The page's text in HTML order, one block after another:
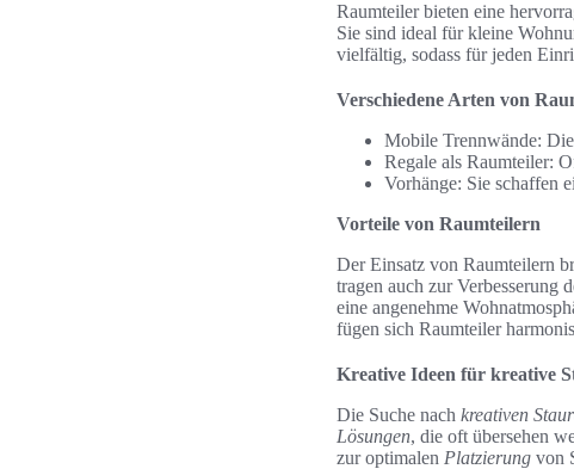
Raumteiler bieten eine
Sie sind ideal für kleine
vielfältig, sodass für jeden
Verschiedene Arten von
Mobile Trennwände:
Regale als Raumteiler:
Vorhänge: Sie schaffen
Vorteile von Raumteilern
Der Einsatz von Raumteilern
tragen auch zur Verbesserung
eine angenehme
fügen sich Raumteiler
Kreative Ideen für kreative
Die Suche nach kreativen
Lösungen, die oft übersehen
zur optimalen Platzierung von